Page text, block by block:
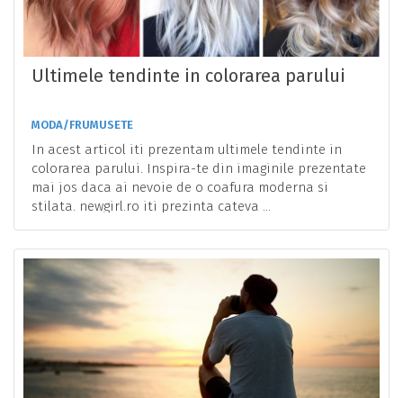
Ultimele tendinte in colorarea parului
MODA/FRUMUSETE
In acest articol iti prezentam ultimele tendinte in
colorarea parului. Inspira-te din imaginile prezentate
mai jos daca ai nevoie de o coafura moderna si
stilata. newgirl.ro iti prezinta cateva ...